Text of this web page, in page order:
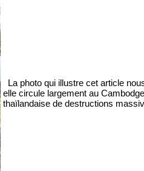
La photo qui illustre cet article
elle circule largement au
thaïlandaise de destructions